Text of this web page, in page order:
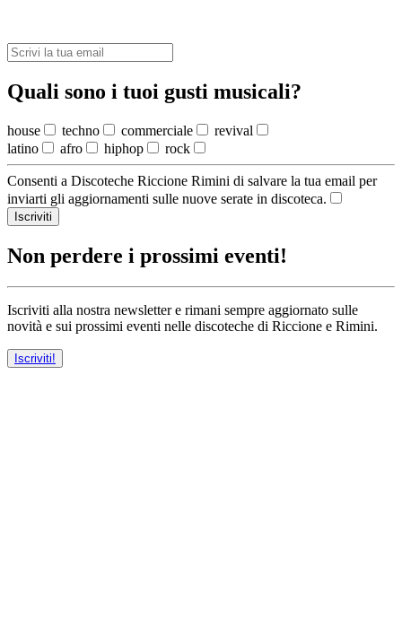
Quali sono i tuoi gusti musicali?
house techno commerciale
revival
latino
afro hiphop rock
Consenti a Discoteche Riccione Rimini di salvare la tua email per
inviarti gli aggiornamenti sulle nuove serate in discoteca.
Iscriviti
Non perdere i prossimi eventi!
Iscriviti alla nostra newsletter e rimani sempre aggiornato sulle
novità e sui prossimi eventi nelle discoteche di Riccione e Rimini.
Iscriviti!